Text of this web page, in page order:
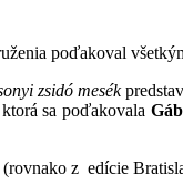
poďakoval
zsidó mesék
sa poďakovala
(rovnako z edície